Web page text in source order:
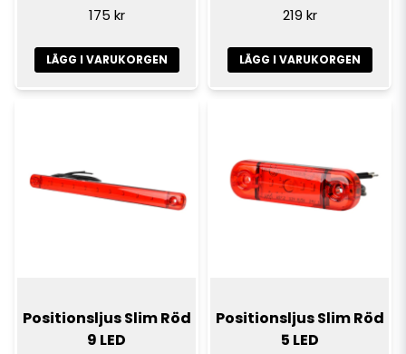
175 kr
LÄGG I VARUKORGEN
219 kr
LÄGG I VARUKORGEN
Positionsljus Slim Röd
9 LED
Positionsljus Slim Röd
5 LED